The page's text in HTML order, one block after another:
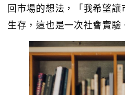
回市場的想法，「我希望
生存，這也是一次社會實驗